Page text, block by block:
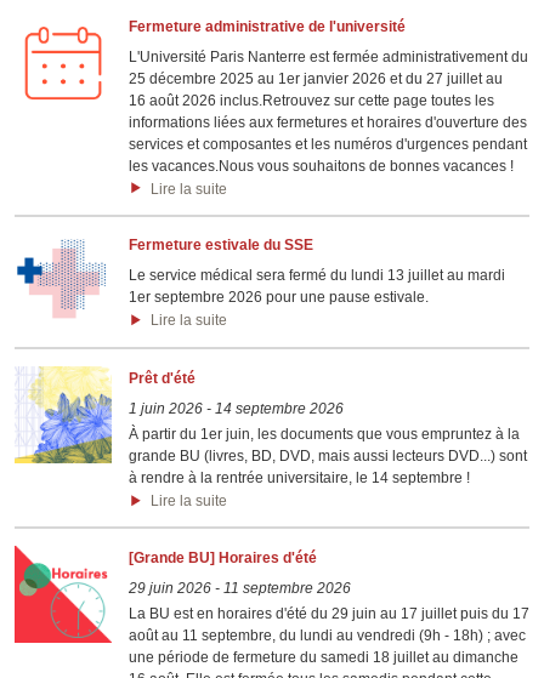
Fermeture administrative de l'université
L'Université Paris Nanterre est fermée administrativement du
25 décembre 2025 au 1er janvier 2026 et du 27 juillet au
16 août 2026 inclus.Retrouvez sur cette page toutes les
informations liées aux fermetures et horaires d'ouverture des
services et composantes et les numéros d'urgences pendant
les vacances.Nous vous souhaitons de bonnes vacances !
Lire la suite
Fermeture estivale du SSE
Le service médical sera fermé du lundi 13 juillet au mardi
1er septembre 2026 pour une pause estivale.
Lire la suite
Prêt d'été
1 juin 2026 - 14 septembre 2026
À partir du 1er juin, les documents que vous empruntez à la
grande BU (livres, BD, DVD, mais aussi lecteurs DVD...) sont
à rendre à la rentrée universitaire, le 14 septembre !
Lire la suite
[Grande BU] Horaires d'été
29 juin 2026 - 11 septembre 2026
La BU est en horaires d'été du 29 juin au 17 juillet puis du 17
août au 11 septembre, du lundi au vendredi (9h - 18h) ; avec
une période de fermeture du samedi 18 juillet au dimanche